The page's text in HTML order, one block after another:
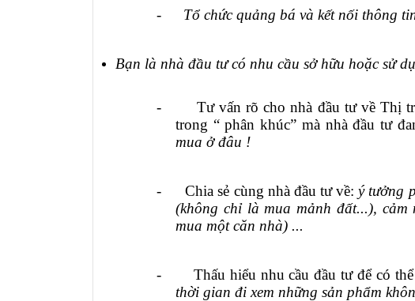
- Tổ chức quảng bá và kết nối thông
Bạn là nhà đầu tư có nhu cầu sở hữu hoặc sử
- Tư vấn rõ cho nhà đầu tư vềThị
trong “ phân khúc” mà nhà đầu tư
mua ở đâu !
- Chia sẻ cùng nhà đầu tư về:ý tưởng
(không chỉ là mua mảnh đất...), cảm
mua một căn nhà) ...
- Thấu hiểu nhu cầu đầu tư để có
thời gian đi xem những sản phẩm